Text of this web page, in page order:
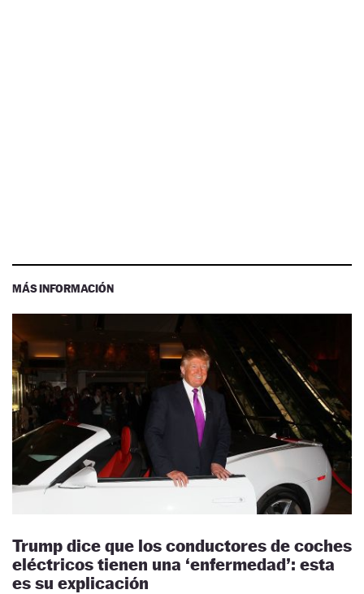
MÁS INFORMACIÓN
Trump dice que los conductores de coches
eléctricos tienen una ‘enfermedad’: esta
es su explicación